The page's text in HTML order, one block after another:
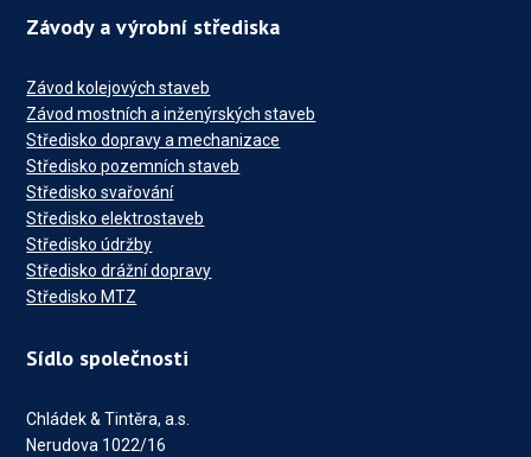
Závody a výrobní střediska
Závod kolejových staveb
Závod mostních a inženýrských staveb
Středisko dopravy a mechanizace
Středisko pozemních staveb
Středisko svařování
Středisko elektrostaveb
Středisko údržby
Středisko drážní dopravy
Středisko MTZ
Sídlo společnosti
Chládek & Tintěra, a.s.
Nerudova 1022/16